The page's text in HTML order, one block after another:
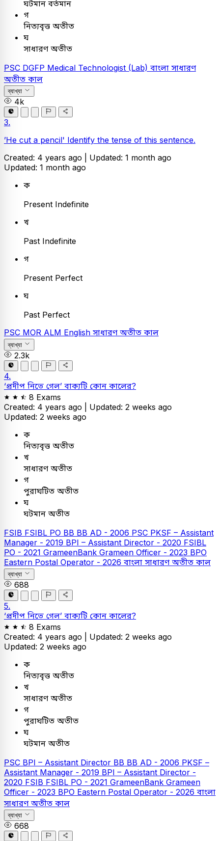
ঘটমান বর্তমান
গ
নিত্যবৃত্ত অতীত
ঘ
সাধারণ অতীত
PSC DGFP Medical Technologist (Lab) বাংলা সাধারণ
অতীত কাল
ব্যাখ্যা
4k
3.
’He cut a pencil' Identify the tense of this sentence.
Created: 4 years ago | Updated: 1 month ago
Updated: 1 month ago
ক
Present Indefinite
খ
Past Indefinite
গ
Present Perfect
ঘ
Past Perfect
PSC MOR ALM English সাধারণ অতীত কাল
ব্যাখ্যা
2.3k
4.
‘প্রদীপ নিভে গেল’ বাক্যটি কোন কালের?
8 Exams
Created: 4 years ago | Updated: 2 weeks ago
Updated: 2 weeks ago
ক
নিত্যবৃত্ত অতীত
খ
সাধারণ অতীত
গ
পুরাঘটিত অতীত
ঘ
ঘটমান অতীত
FSIB FSIBL PO BB BB AD - 2006 PSC PKSF – Assistant
Manager - 2019 BPI – Assistant Director - 2020 FSIBL
PO - 2021 GrameenBank Grameen Officer - 2023 BPO
Eastern Postal Operator - 2026 বাংলা সাধারণ অতীত কাল
ব্যাখ্যা
688
5.
‘প্রদীপ নিভে গেল’ বাক্যটি কোন কালের?
8 Exams
Created: 4 years ago | Updated: 2 weeks ago
Updated: 2 weeks ago
ক
নিত্যবৃত্ত অতীত
খ
সাধারণ অতীত
গ
পুরাঘটিত অতীত
ঘ
ঘটমান অতীত
PSC BPI – Assistant Director BB BB AD - 2006 PKSF –
Assistant Manager - 2019 BPI – Assistant Director -
2020 FSIB FSIBL PO - 2021 GrameenBank Grameen
Officer - 2023 BPO Eastern Postal Operator - 2026 বাংলা
সাধারণ অতীত কাল
ব্যাখ্যা
668